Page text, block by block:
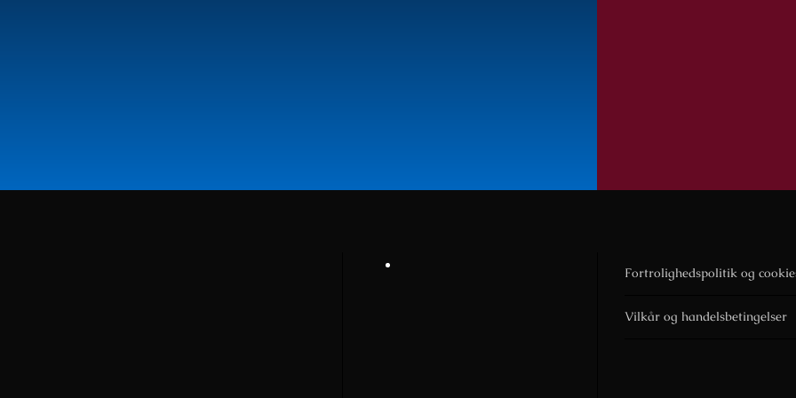
Fortrolighedspolitik og
Vilkår og handelsbetingelser